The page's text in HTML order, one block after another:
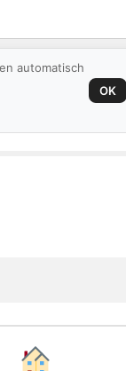
automatisch
OK